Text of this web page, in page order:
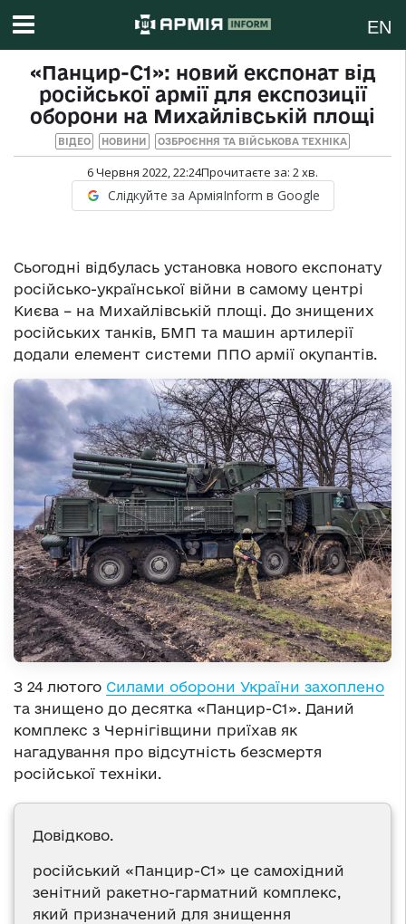
EN
«Панцир-С1»: новий експонат від
російської армії для експозиції
оборони на Михайлівській площі
ВІДЕО НОВИНИ ОЗБРОЄННЯ ТА ВІЙСЬКОВА ТЕХНІКА
6 Червня 2022, 22:24Прочитаєте за: 2хв.
Слідкуйте за АрміяInform в Google
Сьогодні відбулась установка нового експонату
російсько-української війни в самому центрі
Києва – на Михайлівській площі. До знищених
російських танків, БМП та машин артилерії
додали елемент системи ППО армії окупантів.
З 24 лютого Силами оборони України захоплено
та знищено до десятка «Панцир-С1». Даний
комплекс з Чернігівщини приїхав як
нагадування про відсутність безсмертя
російської техніки.
Довідково.
російський «Панцир-С1» це самохідний
зенітний ракетно-гарматний комплекс,
який призначений для знищення